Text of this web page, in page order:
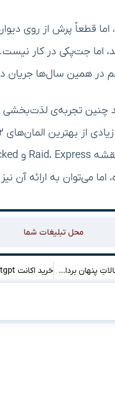
اما قطعاً پرش از روی
در همین سال‌ها جریان
چنین تجربه‌ی لذت‌بخشی
محل تبلیغات شما
یکشنبه‌ای داغ با طعمِ شوک: پرده از راز نقل و انتقالاتِ پنهان برداشته می‌شود!”